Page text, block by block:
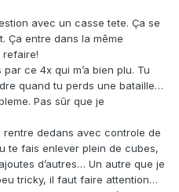
avec un casse tete. Ça se
Ça entre dans la même
refaire!
par ce 4x qui m’a bien plu. Tu
quand tu perds une bataille…
Pas sûr que je
rentre dedans avec controle de
te fais enlever plein de cubes,
d’autres… Un autre que je
tricky, il faut faire attention…